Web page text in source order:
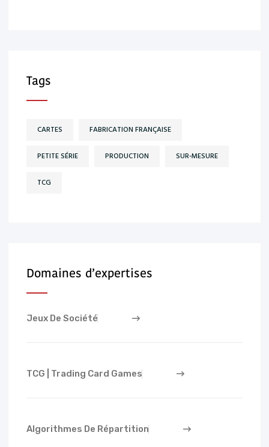
Tags
CARTES FABRICATION FRANÇAISE
PETITE SÉRIE PRODUCTION SUR-MESURE
TCG
Domaines d’expertises
Jeux De Société
TCG | Trading Card Games
Algorithmes De Répartition